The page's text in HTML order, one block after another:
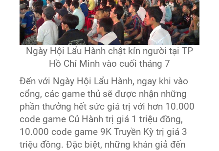
Ngày Hội Lẩu Hành chật kín người tại TP
Hồ Chí Minh vào cuối tháng 7
Đến với Ngày Hội Lẩu Hành, ngay khi vào
cổng, các game thủ sẽ được nhận những
phần thưởng hết sức giá trị với hơn 10.000
code game Củ Hành trị giá 1 triệu đồng,
10.000 code game 9K Truyền Kỳ trị giá 3
triệu đồng. Đặc biệt, những khán giả đến